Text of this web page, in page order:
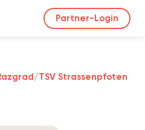
Partner-Login
TSV Strassenpfoten